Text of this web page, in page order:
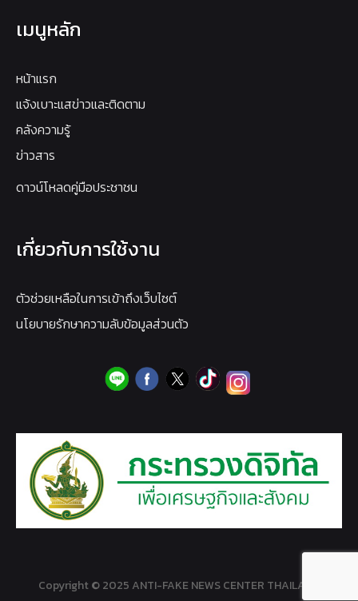
เมนูหลัก
หน้าแรก
แจ้งเบาะแสข่าวและติดตาม
คลังความรู้
ข่าวสาร
ดาวน์โหลดคู่มือประชาชน
เกี่ยวกับการใช้งาน
ตัวช่วยเหลือในการเข้าถึงเว็บไซต์
นโยบายรักษาความลับข้อมูลส่วนตัว
Copyright © 2025 ANTI-FAKE NEWS CENTER THAILAND